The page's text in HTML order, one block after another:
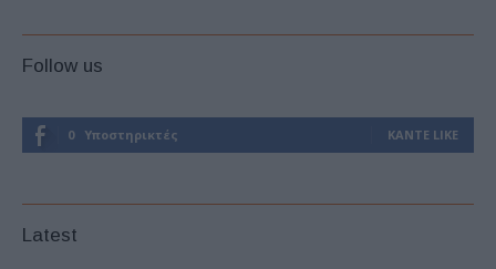
Follow us
0 Υποστηρικτές ΚΆΝΤΕ LIKE
Latest